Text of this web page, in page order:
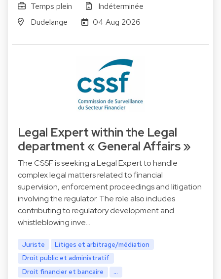
Temps plein
Indéterminée
Dudelange
04 Aug 2026
Legal Expert within the Legal
department « General Affairs »
The CSSF is seeking a Legal Expert to handle
complex legal matters related to financial
supervision, enforcement proceedings and litigation
involving the regulator. The role also includes
contributing to regulatory development and
whistleblowing inve…
Juriste
Litiges et arbitrage/médiation
Droit public et administratif
Droit financier et bancaire
...